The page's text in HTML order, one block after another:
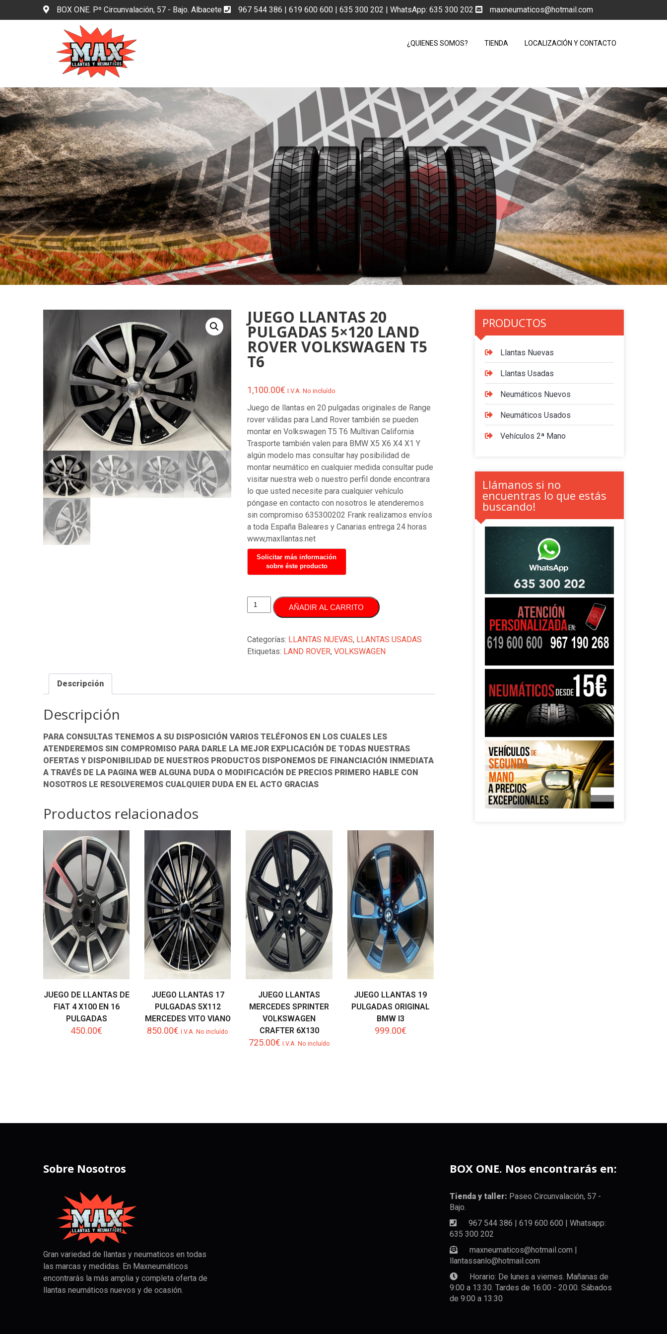
BOX ONE. Pº Circunvalación, 57 - Bajo. Albacete 967 544 386 | 619 600 600 | 635 300 202 | WhatsApp: 635 300 202 maxneumaticos@hotmail.com
¿QUIENES SOMOS? TIENDA LOCALIZACIÓN Y CONTACTO
JUEGO LLANTAS 20
PULGADAS 5×120 LAND
ROVER VOLKSWAGEN T5
T6
1,100.00€ I.V.A. No incluído
Juego de llantas en 20 pulgadas originales de Range
rover válidas para Land Rover también se pueden
montar en Volkswagen T5 T6 Multivan California
Trasporte también valen para BMW X5 X6 X4 X1 Y
algún modelo mas consultar hay posibilidad de
montar neumático en cualquier medida consultar pude
visitar nuestra web o nuestro perfil donde encontrara
lo que usted necesite para cualquier vehículo
póngase en contacto con nosotros le atenderemos
sin compromiso 635300202 Frank realizamos envíos
a toda España Baleares y Canarias entrega 24 horas
www,maxllantas.net
JUEGO
LLANTAS
PULGADAS
5x120
T5
AÑADIR AL CARRITO
Categorías: LLANTAS NUEVAS, LLANTAS USADAS
Etiquetas: LAND ROVER, VOLKSWAGEN
Descripción
Descripción
PARA CONSULTAS TENEMOS A SU DISPOSICIÓN VARIOS TELÉFONOS EN LOS CUALES LES
ATENDEREMOS SIN COMPROMISO PARA DARLE LA MEJOR EXPLICACIÓN DE TODAS NUESTRAS
OFERTAS Y DISPONIBILIDAD DE NUESTROS PRODUCTOS DISPONEMOS DE FINANCIACIÓN INMEDIATA
A TRAVÉS DE LA PAGINA WEB ALGUNA DUDA O MODIFICACIÓN DE PRECIOS PRIMERO HABLE CON
NOSOTROS LE RESOLVEREMOS CUALQUIER DUDA EN EL ACTO GRACIAS
Productos relacionados
JUEGO DE LLANTAS DE
FIAT 4 X100 EN 16
PULGADAS
450.00€
JUEGO LLANTAS 17
PULGADAS 5X112
MERCEDES VITO VIANO
850.00€ I.V.A. No incluído
JUEGO LLANTAS
MERCEDES SPRINTER
VOLKSWAGEN
CRAFTER 6X130
725.00€ I.V.A. No incluído
JUEGO LLANTAS 19
PULGADAS ORIGINAL
BMW I3
999.00€
PRODUCTOS
Llantas Nuevas
Llantas Usadas
Neumáticos Nuevos
Neumáticos Usados
Vehículos 2ª Mano
Llámanos si no
encuentras lo que estás
buscando!
Sobre Nosotros
Gran variedad de llantas y neumaticos en todas
las marcas y medidas. En Maxneumáticos
encontrarás la más amplia y completa oferta de
llantas neumáticos nuevos y de ocasión.
BOX ONE. Nos encontrarás en:
Tienda y taller: Paseo Circunvalación, 57 -
Bajo.
967 544 386 | 619 600 600 | Whatsapp:
635 300 202
maxneumaticos@hotmail.com |
llantassanlo@hotmail.com
Horario: De lunes a viernes. Mañanas de
9:00 a 13:30. Tardes de 16:00 - 20:00. Sábados
de 9:00 a 13:30